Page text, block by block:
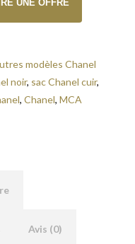
UNE OFFRE
modèles Chanel
noir, sac Chanel cuir,
, Chanel, MCA
Avis (0)